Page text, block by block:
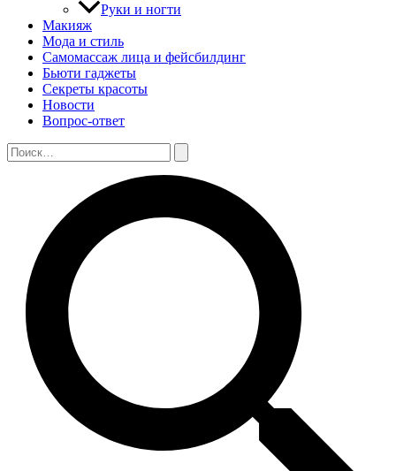
Руки и ногти
Макияж
Мода и стиль
Самомассаж лица и фейсбилдинг
Бьюти гаджеты
Секреты красоты
Новости
Вопрос-ответ
Поиск: